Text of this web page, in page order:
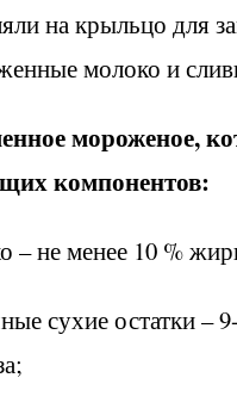
на крыльцо для
молоко и
мороженое,
компонентов:
– не менее 10 %
сухие остатки –